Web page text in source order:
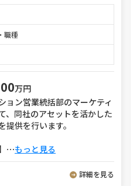
職種
万円
ョン営業統括部のマーケティ
、同社のアセットを活かした
提供を行います。
⋯もっと見る
詳細を見る